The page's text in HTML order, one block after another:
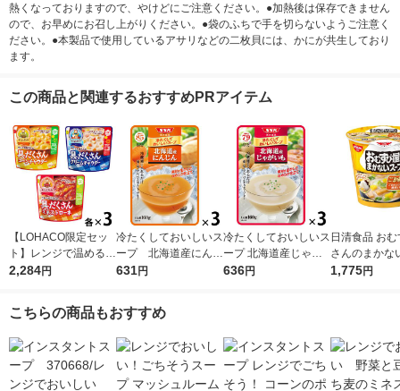
熱くなっておりますので、やけどにご注意ください。●加熱後は保存できません
ので、お早めにお召し上がりください。●袋のふちで手を切らないようご注意く
ださい。●本製品で使用しているアサリなどの二枚貝には、かにが共生しており
ます。
この商品と関連するおすすめPRアイテム
【LOHACO限定セッ
ト】レンジで温めるだ
け♪ 江崎グリコ クレ
セット（9食）
2,284円
冷たくしておいしいス
ープ 北海道産にんじ
ん 1セット（1個×3）
はん 野菜スープ
631円
冷たくしておいしいス
ープ 北海道産じゃが
いも 1セット（1個×
636円
日清食品 お
さんのまかな
ごま味噌豆乳
1,775円
こちらの商品もおすすめ